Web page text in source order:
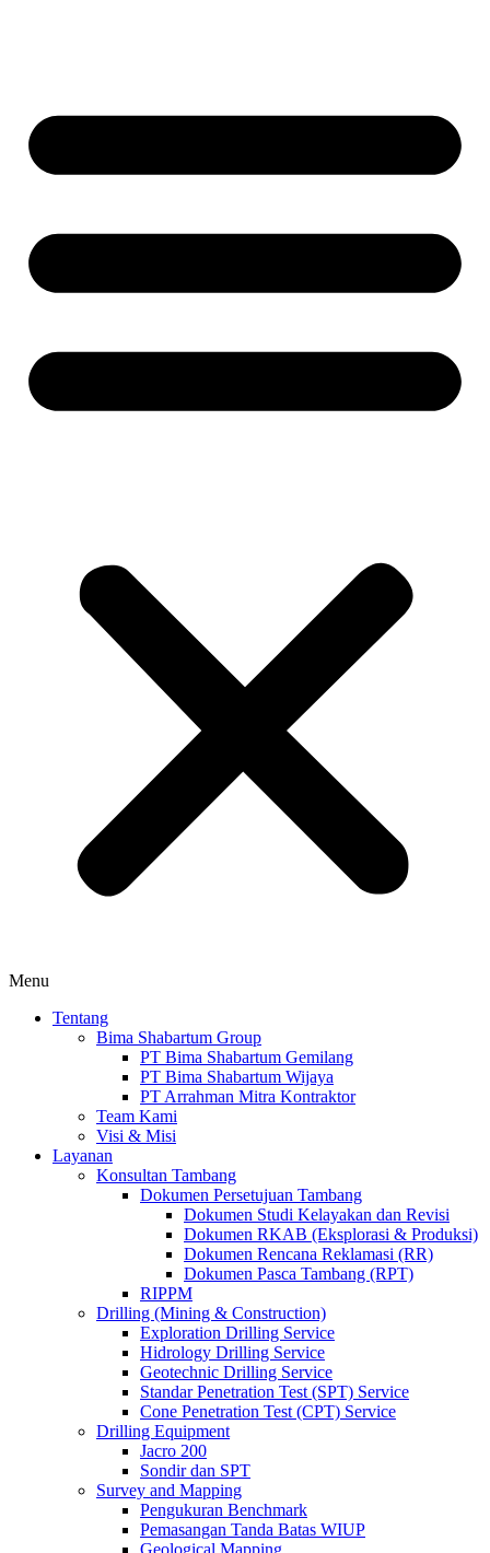
Menu
Tentang
Bima Shabartum Group
PT Bima Shabartum Gemilang
PT Bima Shabartum Wijaya
PT Arrahman Mitra Kontraktor
Team Kami
Visi & Misi
Layanan
Konsultan Tambang
Dokumen Persetujuan Tambang
Dokumen Studi Kelayakan dan Revisi
Dokumen RKAB (Eksplorasi & Produksi)
Dokumen Rencana Reklamasi (RR)
Dokumen Pasca Tambang (RPT)
RIPPM
Drilling (Mining & Construction)
Exploration Drilling Service
Hidrology Drilling Service
Geotechnic Drilling Service
Standar Penetration Test (SPT) Service
Cone Penetration Test (CPT) Service
Drilling Equipment
Jacro 200
Sondir dan SPT
Survey and Mapping
Pengukuran Benchmark
Pemasangan Tanda Batas WIUP
Geological Mapping